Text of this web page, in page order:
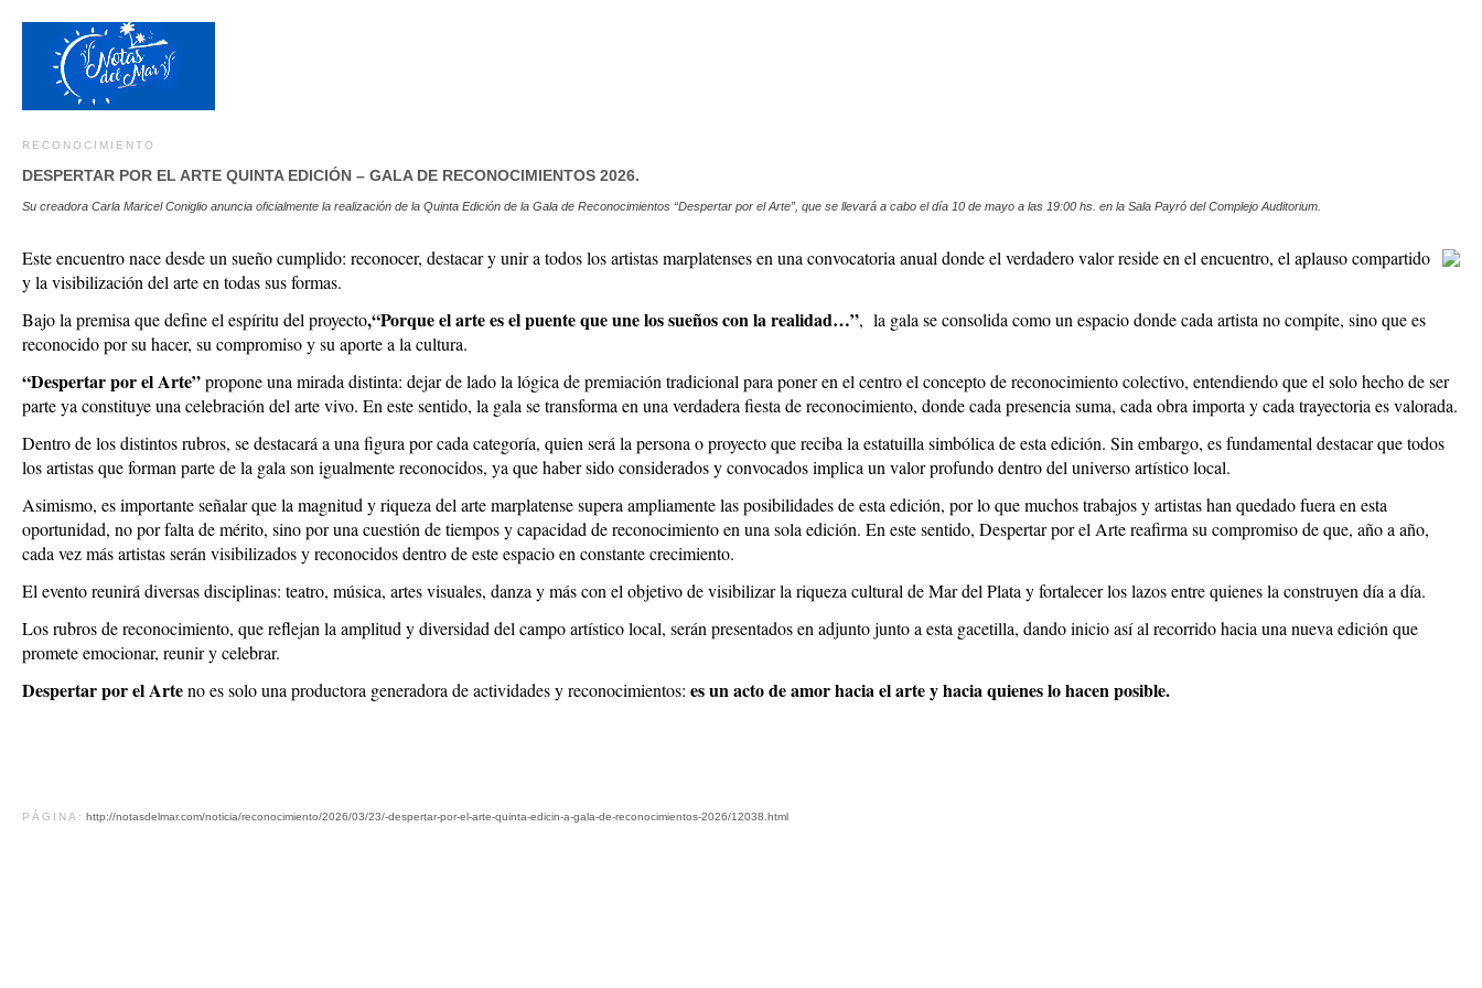
RECONOCIMIENTO
DESPERTAR POR EL ARTE QUINTA EDICIÓN – GALA DE RECONOCIMIENTOS 2026.
Su creadora Carla Maricel Coniglio anuncia oficialmente la realización de la Quinta Edición de la Gala de Reconocimientos “Despertar por el Arte”, que se llevará a cabo el día 10 de mayo a las 19:00 hs. en la Sala Payró del Complejo Auditorium.
Este encuentro nace desde un sueño cumplido: reconocer, destacar y unir a todos los artistas marplatenses en una convocatoria anual donde el verdadero valor reside en el encuentro, el aplauso compartido
y la visibilización del arte en todas sus formas.
Bajo la premisa que define el espíritu del proyecto,“Porque el arte es el puente que une los sueños con la realidad…”, la gala se consolida como un espacio donde cada artista no compite, sino que es
reconocido por su hacer, su compromiso y su aporte a la cultura.
“Despertar por el Arte”propone una mirada distinta: dejar de lado la lógica de premiación tradicional para poner en el centro el concepto de reconocimiento colectivo, entendiendo que el solo hecho de ser
parte ya constituye una celebración del arte vivo. En este sentido, la gala se transforma en una verdadera fiesta de reconocimiento, donde cada presencia suma, cada obra importa y cada trayectoria es valorada.
Dentro de los distintos rubros, se destacará a una figura por cada categoría, quien será la persona o proyecto que reciba la estatuilla simbólica de esta edición. Sin embargo, es fundamental destacar que todos
los artistas que forman parte de la gala son igualmente reconocidos, ya que haber sido considerados y convocados implica un valor profundo dentro del universo artístico local.
Asimismo, es importante señalar que la magnitud y riqueza del arte marplatense supera ampliamente las posibilidades de esta edición, por lo que muchos trabajos y artistas han quedado fuera en esta
oportunidad, no por falta de mérito, sino por una cuestión de tiempos y capacidad de reconocimiento en una sola edición. En este sentido, Despertar por el Arte reafirma su compromiso de que, año a año,
cada vez más artistas serán visibilizados y reconocidos dentro de este espacio en constante crecimiento.
El evento reunirá diversas disciplinas: teatro, música, artes visuales, danza y más con el objetivo de visibilizar la riqueza cultural de Mar del Plata y fortalecer los lazos entre quienes la construyen día a día.
Los rubros de reconocimiento, que reflejan la amplitud y diversidad del campo artístico local, serán presentados en adjunto junto a esta gacetilla, dando inicio así al recorrido hacia una nueva edición que
promete emocionar, reunir y celebrar.
Despertar por el Arteno es solo una productora generadora de actividades y reconocimientos: es un acto de amor hacia el arte y hacia quienes lo hacen posible.
PÁGINA: http://notasdelmar.com/noticia/reconocimiento/2026/03/23/-despertar-por-el-arte-quinta-edicin-a-gala-de-reconocimientos-2026/12038.html